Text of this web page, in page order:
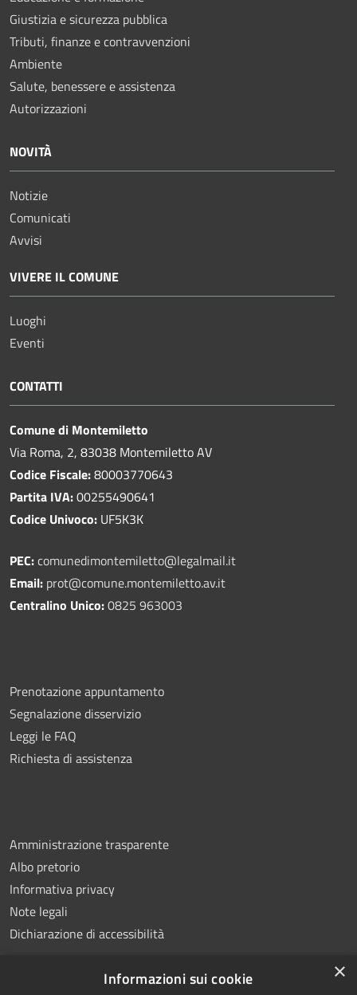
Giustizia e sicurezza pubblica
Tributi, finanze e contravvenzioni
Ambiente
Salute, benessere e assistenza
Autorizzazioni
NOVITÀ
Notizie
Comunicati
Avvisi
VIVERE IL COMUNE
Luoghi
Eventi
CONTATTI
Comune di Montemiletto
Via Roma, 2, 83038 Montemiletto AV
Codice Fiscale:80003770643
Partita IVA:00255490641
Codice Univoco: UF5K3K
PEC:comunedimontemiletto@legalmail.it
Email: prot@comune.montemiletto.av.it
Centralino Unico:0825 963003
Prenotazione appuntamento
Segnalazione disservizio
Leggi le FAQ
Richiesta di assistenza
Amministrazione trasparente
Albo pretorio
Informativa privacy
Note legali
Dichiarazione di accessibilità
×
Informazioni sui cookie